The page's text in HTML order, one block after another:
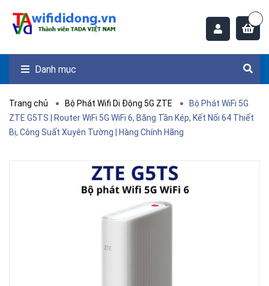
Danh mục
Trang chủ Bộ Phát Wifi Di Động 5G ZTE
Bộ Phát WiFi 5G
ZTE G5TS | Router WiFi 5G WiFi 6, Băng Tần Kép, Kết Nối 64 Thiết
Bị, Công Suất Xuyên Tường | Hàng Chính Hãng